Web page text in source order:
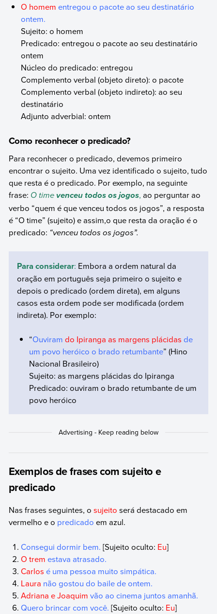
O homementregou o pacote ao seu destinatário
ontem.
Sujeito: o homem
Predicado: entregou o pacote ao seu destinatário
ontem
Núcleo do predicado: entregou
Complemento verbal (objeto direto): o pacote
Complemento verbal (objeto indireto): ao seu
destinatário
Adjunto adverbial: ontem
Como reconhecer o predicado?
Para reconhecer o predicado, devemos primeiro
encontrar o sujeito. Uma vez identificado o sujeito, tudo
que resta é o predicado. Por exemplo, na seguinte
frase: O time venceu todos os jogos, ao perguntar ao
verbo “quem é que venceu todos os jogos”, a resposta
é “O time” (sujeito) e assim,o que resta da oração é o
predicado: “venceu todos os jogos”.
Para considerar: Embora a ordem natural da
oração em português seja primeiro o sujeito e
depois o predicado (ordem direta), em alguns
casos esta ordem pode ser modificada (ordem
indireta). Por exemplo:
“Ouviram do Ipiranga as margens plácidas de
um povo heróico o brado retumbante” (Hino
Nacional Brasileiro)
Sujeito: as margens plácidas do Ipiranga
Predicado: ouviram o brado retumbante de um
povo heróico
Exemplos de frases com sujeito e
predicado
Nas frases seguintes, o sujeito será destacado em
vermelho e o predicado em azul.
Consegui dormir bem. [Sujeito oculto: Eu]
O trem estava atrasado.
Carlos é uma pessoa muito simpática.
Laura não gostou do baile de ontem.
Adriana e Joaquim vão ao cinema juntos amanhã.
Quero brincar com você. [Sujeito oculto: Eu]